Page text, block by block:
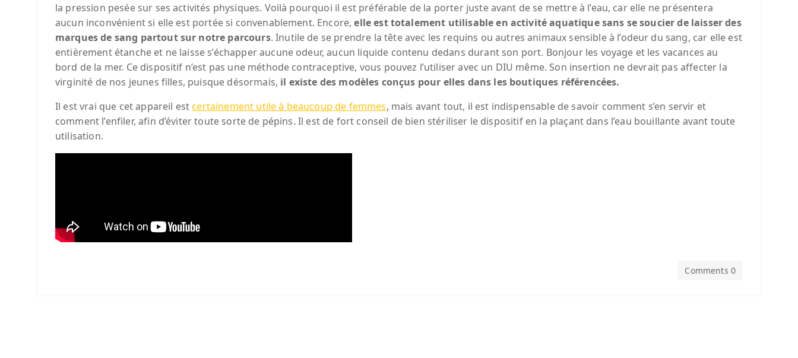
la pression pesée sur ses activités physiques. Voilà pourquoi il est préférable de la porter juste avant de se mettre à l’eau, car elle ne présentera
aucun inconvénient si elle est portée si convenablement. Encore, elle est totalement utilisable en activité aquatique sans se soucier de laisser des
marques de sang partout sur notre parcours. Inutile de se prendre la tête avec les requins ou autres animaux sensible à l’odeur du sang, car elle est
entièrement étanche et ne laisse s’échapper aucune odeur, aucun liquide contenu dedans durant son port. Bonjour les voyage et les vacances au
bord de la mer. Ce dispositif n’est pas une méthode contraceptive, vous pouvez l’utiliser avec un DIU même. Son insertion ne devrait pas affecter la
virginité de nos jeunes filles, puisque désormais, il existe des modèles conçus pour elles dans les boutiques référencées.
Il est vrai que cet appareil estcertainement utile à beaucoup de femmes, mais avant tout, il est indispensable de savoir comment s’en servir et
comment l’enfiler, afin d’éviter toute sorte de pépins. Il est de fort conseil de bien stériliser le dispositif en la plaçant dans l’eau bouillante avant toute
utilisation.
Comments 0